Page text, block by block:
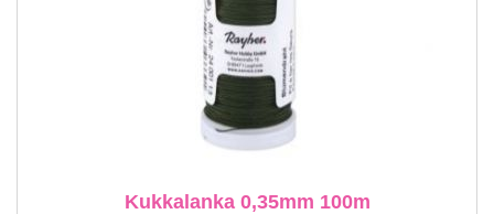
Kukkalanka 0,35mm 100m